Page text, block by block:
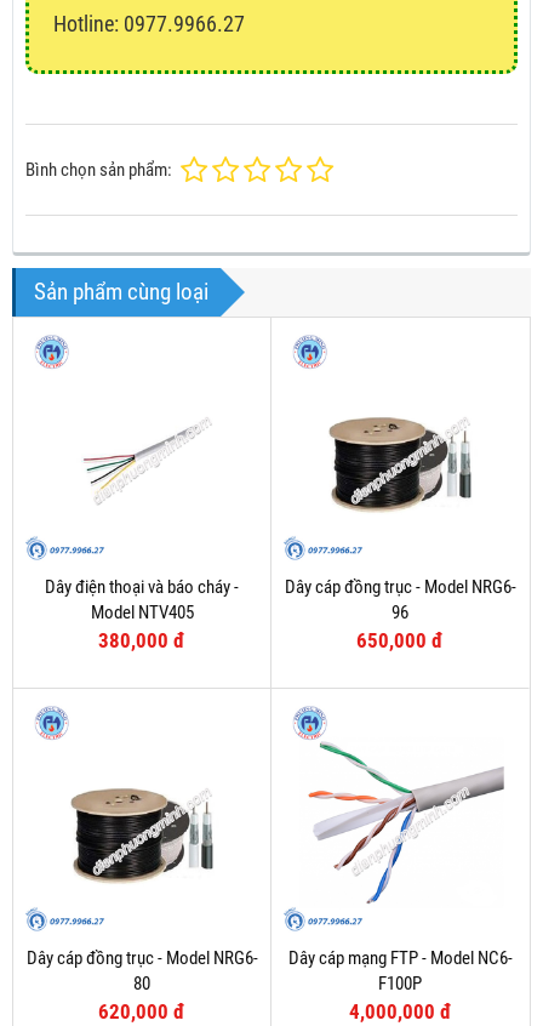
Hotline: 0977.9966.27
Bình chọn sản phẩm:
Sản phẩm cùng loại
Dây điện thoại và báo cháy -
Model NTV405
380,000 đ
Dây cáp đồng trục - Model NRG6-
96
650,000 đ
Dây cáp đồng trục - Model NRG6-
80
620,000 đ
Dây cáp mạng FTP - Model NC6-
F100P
4,000,000 đ